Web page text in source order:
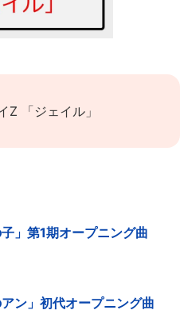
Z 「ジェイル」
」第1期オープニング曲
ン」初代オープニング曲